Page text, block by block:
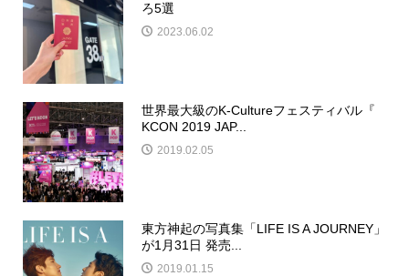
ろ5選
2023.06.02
世界最大級のK-Cultureフェスティバル『
KCON 2019 JAP...
2019.02.05
東方神起の写真集「LIFE IS A JOURNEY」
が1月31日 発売...
2019.01.15